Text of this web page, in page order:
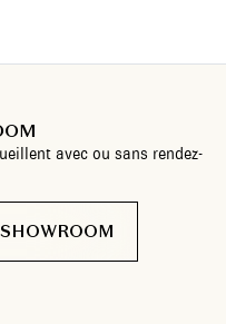
avec ou sans rendez-